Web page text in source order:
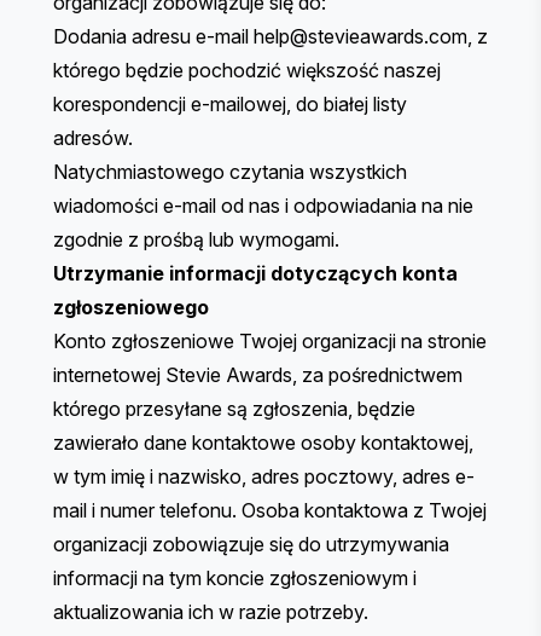
Dodania adresu e-mail help@stevieawards.com , z
którego będzie pochodzić większość naszej
korespondencji e-mailowej, do białej listy
adresów.
Natychmiastowego czytania wszystkich
wiadomości e-mail od nas i odpowiadania na nie
zgodnie z prośbą lub wymogami.
Utrzymanie informacji dotyczących konta
zgłoszeniowego
Konto zgłoszeniowe Twojej organizacji na stronie
internetowej Stevie Awards, za pośrednictwem
którego przesyłane są zgłoszenia, będzie
zawierało dane kontaktowe osoby kontaktowej,
w tym imię i nazwisko, adres pocztowy, adres e-
mail i numer telefonu. Osoba kontaktowa z Twojej
organizacji zobowiązuje się do utrzymywania
informacji na tym koncie zgłoszeniowym i
aktualizowania ich w razie potrzeby.